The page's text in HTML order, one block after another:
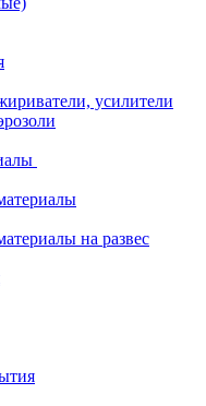
усилители
на развес